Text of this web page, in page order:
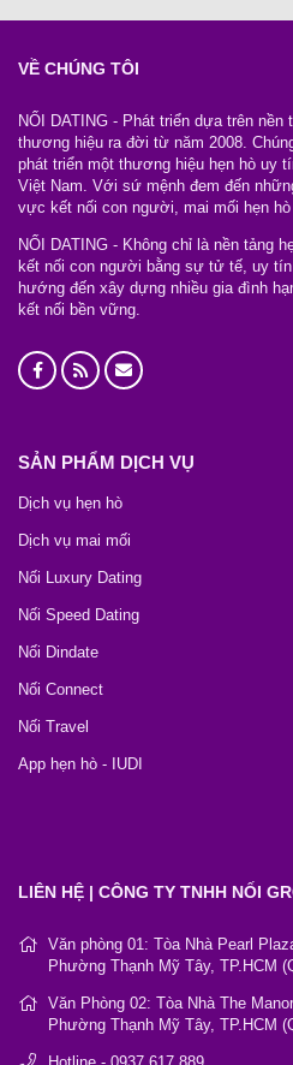
VỀ CHÚNG TÔI
NỐI DATING - Phát triển dựa trên
thương hiệu ra đời từ năm 2008.
phát triển một thương hiệu hẹn hò uy
Việt Nam. Với sứ mệnh đem đến
vực kết nối con người, mai mối hẹn hò
NỐI DATING - Không chỉ là nền tảng
kết nối con người bằng sự tử tế, uy tín
hướng đến xây dựng nhiều gia đình
kết nối bền vững.
SẢN PHẨM DỊCH VỤ
Dịch vụ hẹn hò
Dịch vụ mai mối
Nối Luxury Dating
Nối Speed Dating
Nối Dindate
Nối Connect
Nối Travel
App hẹn hò - IUDI
LIÊN HỆ | CÔNG TY TNHH NỐI
Văn phòng 01: Tòa Nhà Pearl
Phường Thạnh Mỹ Tây, TP.HCM
Văn Phòng 02: Tòa Nhà The
Phường Thạnh Mỹ Tây, TP.HCM